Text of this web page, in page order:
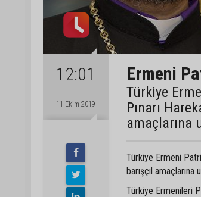
12:01
11 Ekim 2019
Ermeni
Türkiye
Pınarı
amaçlarına
Türkiye Ermeni
barışçıl amaçlarına
Türkiye Ermenileri